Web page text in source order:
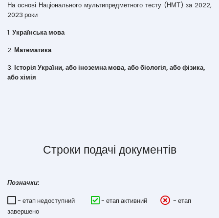
На основі Національного мультипредметного тесту (НМТ) за 2022,
2023 роки
1. Українська мова
2. Математика
3. Історія України, або іноземна мова, або біологія, або фізика,
або хімія
Строки подачі документів
Позначки:
- етап недоступний
- етап активний
- етап
завершено